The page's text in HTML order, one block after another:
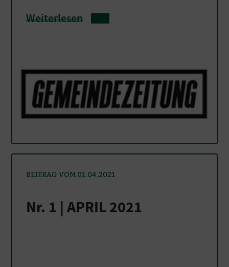
Weiterlesen
BEITRAG VOM 01.04.2021
Nr. 1 | APRIL 2021